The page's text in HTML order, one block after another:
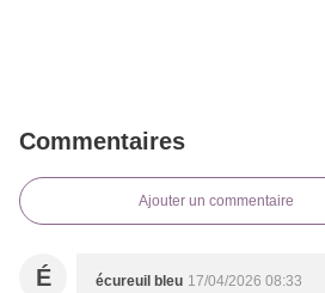
Commentaires
Ajouter un commentaire
É écureuil bleu 17/04/2026 08:33